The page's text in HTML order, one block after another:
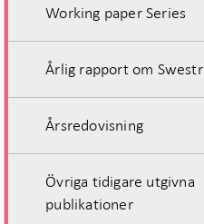
Working paper Series
Årlig rapport om Swestr
Årsredovisning
Övriga tidigare utgivna
publikationer